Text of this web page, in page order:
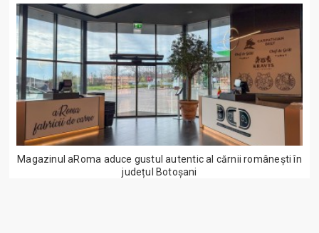
Magazinul aRoma aduce gustul autentic al cărnii românești în
județul Botoșani